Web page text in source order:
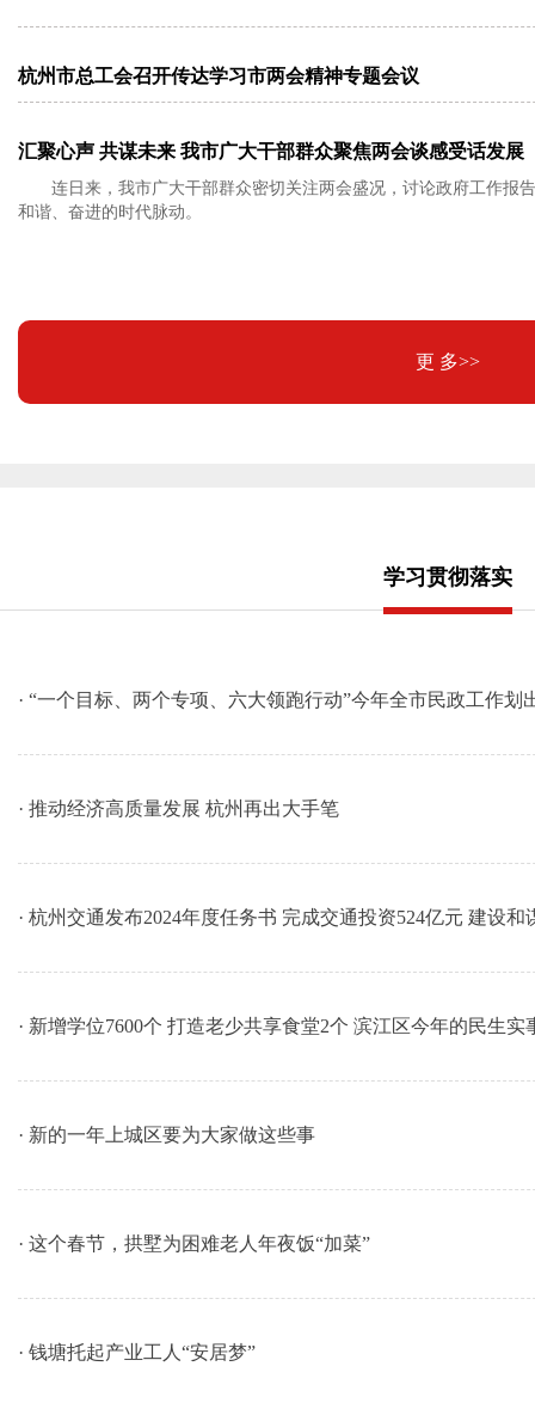
杭州市总工会召开传达学习市两会精神专题会议
汇聚心声 共谋未来 我市广大干部群众聚焦两会谈感受话发展
连日来，我市广大干部群众密切关注两会盛况，讨论政府工作报
和谐、奋进的时代脉动。
更 多>>
学习贯彻落实
· “一个目标、两个专项、六大领跑行动”今年全市民政工作划
· 推动经济高质量发展 杭州再出大手笔
· 杭州交通发布2024年度任务书 完成交通投资524亿元 建设和
· 新增学位7600个 打造老少共享食堂2个 滨江区今年的民生实
· 新的一年上城区要为大家做这些事
· 这个春节，拱墅为困难老人年夜饭“加菜”
· 钱塘托起产业工人“安居梦”